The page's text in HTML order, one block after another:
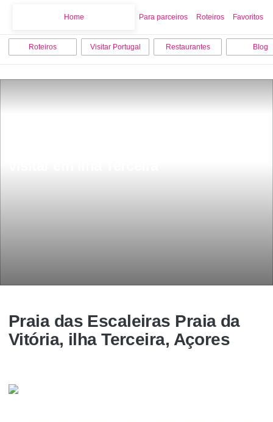
Home Para parceiros Roteiros Favoritos
Roteiros Visitar Portugal Restaurantes Blog
Praia das Escaleiras Praia da
Vitória, ilha Terceira, Açores